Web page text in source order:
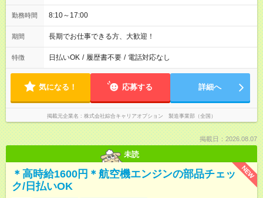
勤務時間 8:10～17:00
期間 長期でお仕事できる方、大歓迎！
特徴 日払いOK / 履歴書不要 / 電話対応なし
気になる！ 応募する 詳細へ
掲載元企業名 株式会社綜合キャリアオプション 製造事業部（全国）
掲載日：2026.08.07
未読
NEW
＊高時給1600円＊航空機エンジンの部品チェッ
ク/日払いOK